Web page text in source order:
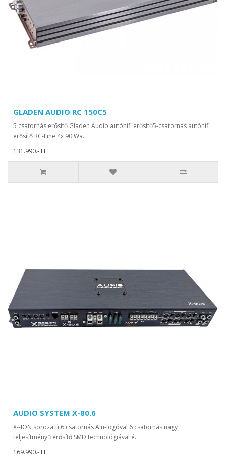
GLADEN AUDIO RC 150C5
5 csatornás erősítő Gladen Audio autóhifi erősítő5-csatornás autóhifi
erősítő RC-Line 4x 90 Wa..
131.990.- Ft
AUDIO SYSTEM X-80.6
X--ION sorozatú 6 csatornás Alu-logóval 6 csatornás nagy
teljesítményű erősítő SMD technológiával é..
169.990.- Ft